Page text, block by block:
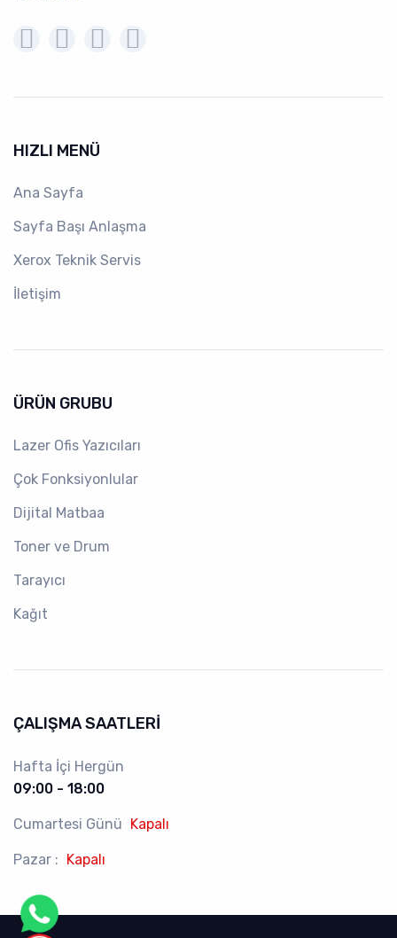
HIZLI MENÜ
Ana Sayfa
Sayfa Başı Anlaşma
Xerox Teknik Servis
İletişim
ÜRÜN GRUBU
Lazer Ofis Yazıcıları
Çok Fonksiyonlular
Dijital Matbaa
Toner ve Drum
Tarayıcı
Kağıt
ÇALIŞMA SAATLERI
Hafta İçi Hergün
09:00 - 18:00
Cumartesi Günü Kapalı
Pazar : Kapalı